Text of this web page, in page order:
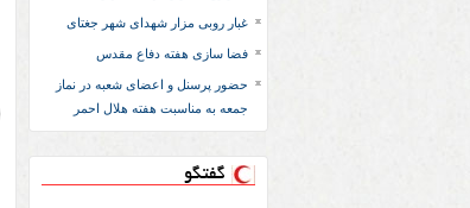
غبار روبی مزار شهدای شهر جغتای
فضا سازی هفته دفاع مقدس
حضور پرسنل و اعضای شعبه در نماز
جمعه به مناسبت هفته هلال احمر
گفتگو